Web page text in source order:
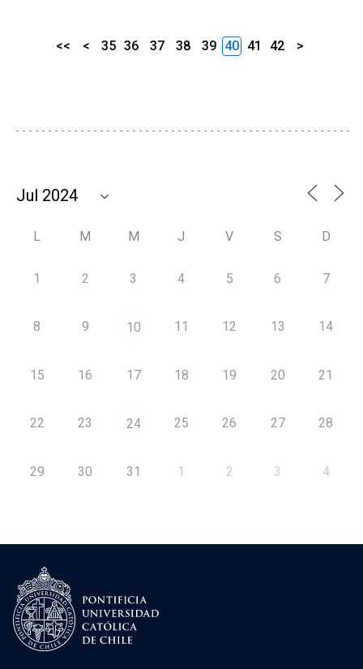
<< < 35 36 37 38 39 40 41 42 >
L M M J V S D
1 2 3 4 5 6 7
8 9 10 11 12 13 14
15 16 17 18 19 20 21
22 23 24 25 26 27 28
29 30 31 1 2 3 4